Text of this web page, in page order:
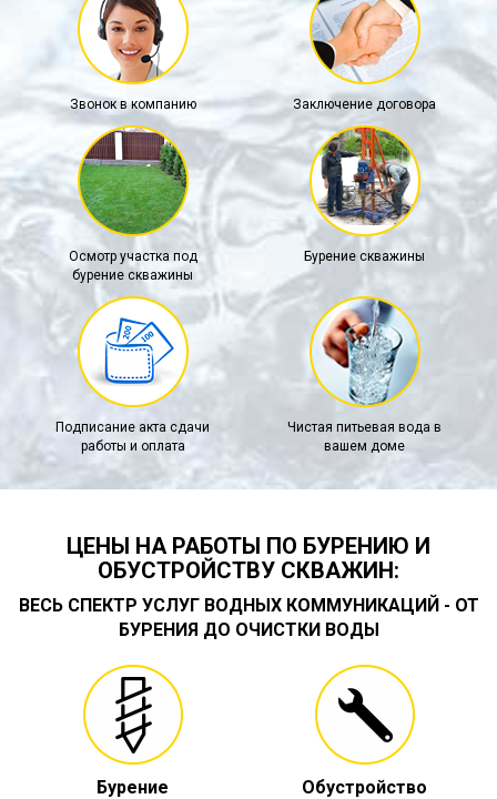
Звонок в компанию Заключение договора
Осмотр участка под
бурение скважины
Бурение скважины
Подписание акта сдачи
работы и оплата
Чистая питьевая вода в
вашем доме
ЦЕНЫ НА РАБОТЫ ПО БУРЕНИЮ И
ОБУСТРОЙСТВУ СКВАЖИН:
ВЕСЬ СПЕКТР УСЛУГ ВОДНЫХ КОММУНИКАЦИЙ - ОТ
БУРЕНИЯ ДО ОЧИСТКИ ВОДЫ
Бурение
Обустройство